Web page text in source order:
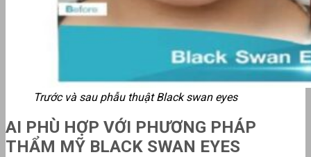
Trước và sau phẫu thuật Black swan eyes
AI PHÙ HỢP VỚI PHƯƠNG PHÁP
THẨM MỸ BLACK SWAN EYES